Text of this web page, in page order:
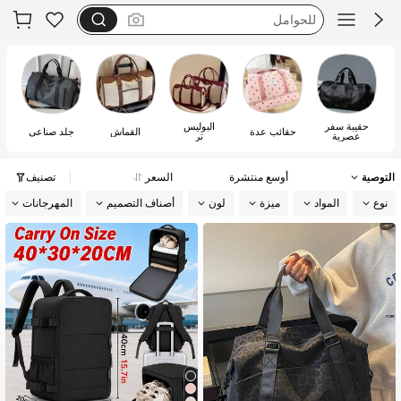
طقم فضفاض
شنطة رياضه
حقيبة سفر
عصرية
حقائب عدة
البوليس
تر
القماش جلد صناعي
التوصية أوسع منتشرة السعر تصنيف
نوع المواد ميزة لون أصناف التصميم المهرجانات